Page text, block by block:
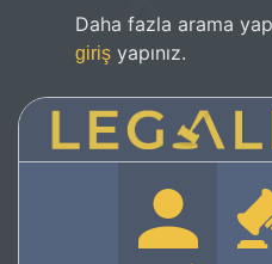
Daha fazla arama
giriş yapınız.